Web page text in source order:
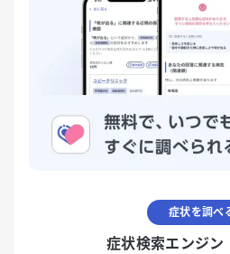
症状を調べ
症状検索エンジン